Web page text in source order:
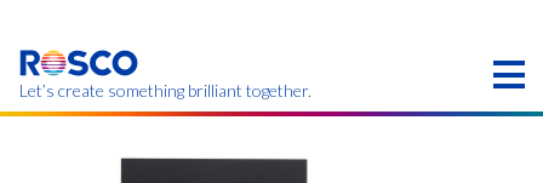
main
content
Let’s create something brilliant together.